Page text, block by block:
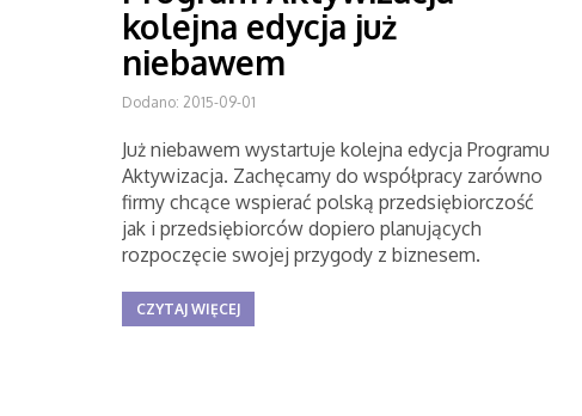
kolejna edycja już
niebawem
Dodano: 2015-09-01
Już niebawem wystartuje kolejna edycja Programu
Aktywizacja. Zachęcamy do współpracy zarówno
firmy chcące wspierać polską przedsiębiorczość
jak i przedsiębiorców dopiero planujących
rozpoczęcie swojej przygody z biznesem.
CZYTAJ WIĘCEJ